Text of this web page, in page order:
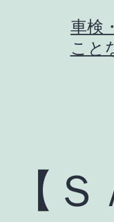
車検
こと
【